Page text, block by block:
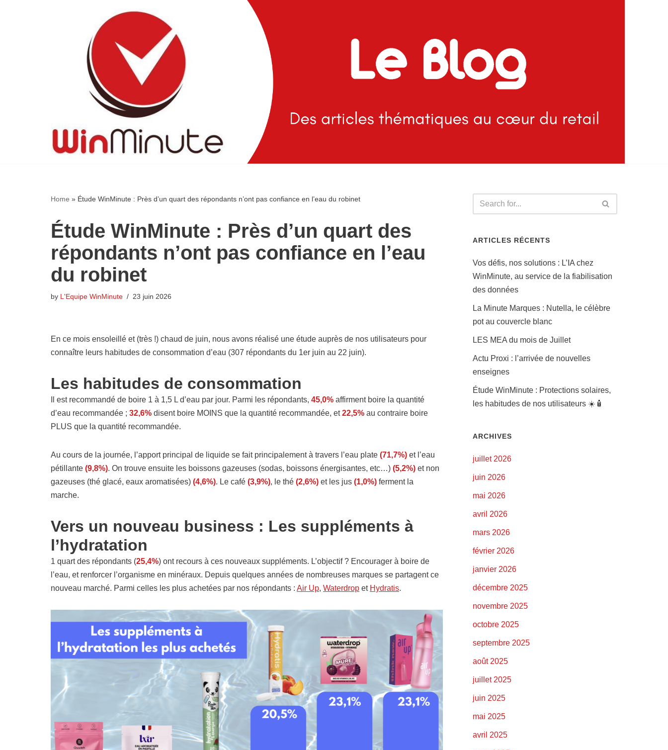
Home » Étude WinMinute : Près d’un quart des répondants n’ont pas confiance en l’eau du robinet
Étude WinMinute : Près d’un quart des
répondants n’ont pas confiance en l’eau
du robinet
by L'Equipe WinMinute 23 juin 2026
En ce mois ensoleillé et (très !) chaud de juin, nous avons réalisé une étude auprès de nos utilisateurs pour
connaître leurs habitudes de consommation d’eau (307 répondants du 1er juin au 22 juin).
Les habitudes de consommation
Il est recommandé de boire 1 à 1,5 L d’eau par jour. Parmi les répondants, 45,0% affirment boire la quantité
d’eau recommandée ; 32,6% disent boire MOINS que la quantité recommandée, et22,5% au contraire boire
PLUS que la quantité recommandée.
Au cours de la journée, l’apport principal de liquide se fait principalement à travers l’eau plate (71,7%) et l’eau
pétillante (9,8%). On trouve ensuite les boissons gazeuses (sodas, boissons énergisantes, etc…) (5,2%) et non
gazeuses (thé glacé, eaux aromatisées) (4,6%). Le café (3,9%), le thé (2,6%) et les jus (1,0%) ferment la
marche.
Vers un nouveau business : Les suppléments à
l’hydratation
1 quart des répondants (25,4%) ont recours à ces nouveaux suppléments. L’objectif ? Encourager à boire de
l’eau, et renforcer l’organisme en minéraux. Depuis quelques années de nombreuses marques se partagent ce
nouveau marché. Parmi celles les plus achetées par nos répondants : Air Up, Waterdrop et Hydratis.
ARTICLES RÉCENTS
Vos défis, nos solutions : L’IA chez
WinMinute, au service de la fiabilisation
des données
La Minute Marques : Nutella, le célèbre
pot au couvercle blanc
LES MEA du mois de Juillet
Actu Proxi : l’arrivée de nouvelles
enseignes
Étude WinMinute : Protections solaires,
les habitudes de nos utilisateurs ☀️🧴
ARCHIVES
juillet 2026
juin 2026
mai 2026
avril 2026
mars 2026
février 2026
janvier 2026
décembre 2025
novembre 2025
octobre 2025
septembre 2025
août 2025
juillet 2025
juin 2025
mai 2025
avril 2025